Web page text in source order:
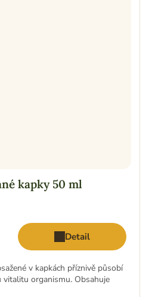
kapky 50 ml
Detail
v kapkách příznivě působí
vitalitu organismu. Obsahuje